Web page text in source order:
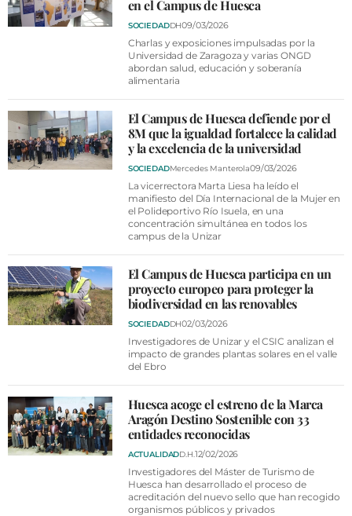
en el Campus de Huesca
SOCIEDADDH09/03/2026
Charlas y exposiciones impulsadas por la
Universidad de Zaragoza y varias ONGD
abordan salud, educación y soberanía
alimentaria
El Campus de Huesca defiende por el
8M que la igualdad fortalece la calidad
y la excelencia de la universidad
SOCIEDADMercedes Manterola09/03/2026
La vicerrectora Marta Liesa ha leído el
manifiesto del Día Internacional de la Mujer en
el Polideportivo Río Isuela, en una
concentración simultánea en todos los
campus de la Unizar
El Campus de Huesca participa en un
proyecto europeo para proteger la
biodiversidad en las renovables
SOCIEDADDH02/03/2026
Investigadores de Unizar y el CSIC analizan el
impacto de grandes plantas solares en el valle
del Ebro
Huesca acoge el estreno de la Marca
Aragón Destino Sostenible con 33
entidades reconocidas
ACTUALIDADD.H. 12/02/2026
Investigadores del Máster de Turismo de
Huesca han desarrollado el proceso de
acreditación del nuevo sello que han recogido
organismos públicos y privados